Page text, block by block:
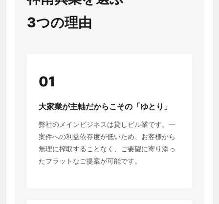
3つの理由
01
大家業が主軸だからこその「ゆとり」
弊社のメインビジネスは貸しビル業です。一
案件への利益依存度が低いため、お客様から
無理に搾取することなく、ご要望に寄り添っ
たフラットなご提案が可能です。